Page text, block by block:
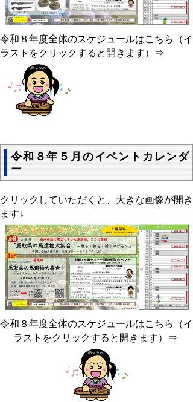
令和８年度全体のスケジュールはこちら（イ
ラストをクリックすると開きます）⇒
令和８年５月のイベントカレンダ
ー
クリックしていただくと、大きな画像が開き
ます↓
令和８年度全体のスケジュールはこちら（イ
ラストをクリックすると開きます）⇒